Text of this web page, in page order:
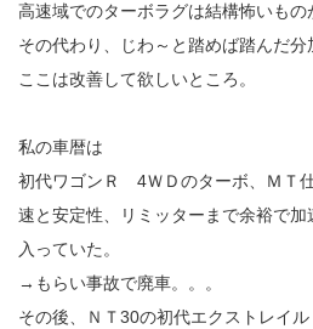
高速域でのターボラグは結構怖いもの
その代わり、じわ～と踏めば踏んだ分
ここは改善して欲しいところ。
私の車暦は
初代ワゴンＲ 4ＷＤのターボ、ＭＴ
速と安定性、リミッターまで余裕で
入っていた。
→もらい事故で廃車。。。
その後、ＮＴ30の初代エクストレイ